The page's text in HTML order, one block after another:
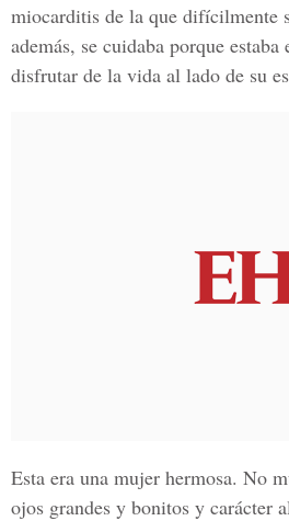
miocarditis de la que difícilmente
además, se cuidaba porque
disfrutar de la vida al lado de su
Esta era una mujer hermosa. No
ojos grandes y bonitos y carácter